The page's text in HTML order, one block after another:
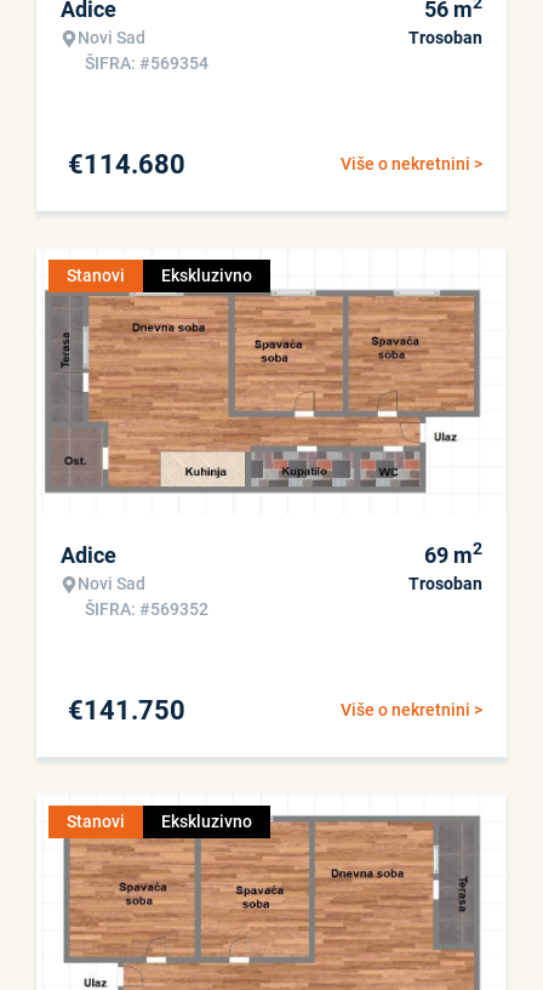
Adice
Novi Sad
ŠIFRA: #569354
56 m
Trosoban
Više o nekretnini >
€114.680
Stanovi Ekskluzivno
Adice
Novi Sad
ŠIFRA: #569352
69 m2
Trosoban
Više o nekretnini >
€141.750
Stanovi Ekskluzivno